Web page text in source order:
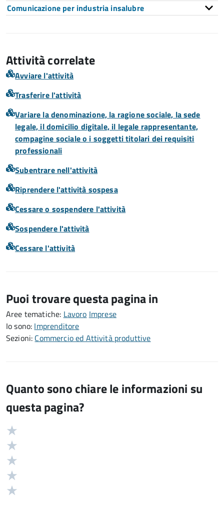
Comunicazione per industria insalubre
Attività correlate
Avviare l'attività
Trasferire l'attività
Variare la denominazione, la ragione sociale, la sede
legale, il domicilio digitale, il legale rappresentante,
compagine sociale o i soggetti titolari dei requisiti
professionali
Subentrare nell'attività
Riprendere l'attività sospesa
Cessare o sospendere l'attività
Sospendere l'attività
Cessare l'attività
Puoi trovare questa pagina in
Aree tematiche: Lavoro Imprese
Io sono: Imprenditore
Sezioni: Commercio ed Attività produttive
Quanto sono chiare le informazioni su
questa pagina?
Valutazione